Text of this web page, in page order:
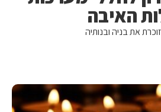
האיבה
את בניה ובנותיה